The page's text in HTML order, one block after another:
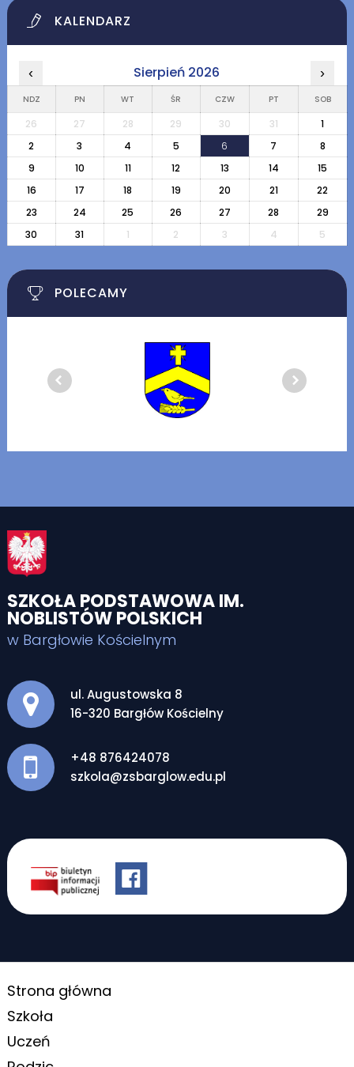
KALENDARZ
‹ Sierpień 2026 ›
NDZ PN WT ŚR CZW PT SOB
26 27 28 29 30 31
1
2
3 4 5 6 7
8
9
10 11 12 13 14
15
16
17 18 19 20 21
22
23
24 25 26 27 28
29
30
31 1 2 3 4 5
POLECAMY
SZKOŁA PODSTAWOWA IM.
NOBLISTÓW POLSKICH
w Bargłowie Kościelnym
Adres pocztowy:
ul. Augustowska 8
16-320 Bargłów Kościelny
+48 876424078
szkola@zsbarglow.edu.pl
Strona główna
Szkoła
Uczeń